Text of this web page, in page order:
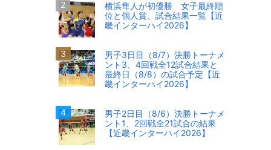
横浜隼人が初優勝 女子最終順
位と個人賞、試合結果一覧【近
畿インターハイ2026】
男子3日目（8/7）決勝トーナメ
ント3、4回戦全12試合結果と
最終日（8/8）の試合予定【近
畿インターハイ2026】
男子2日目（8/6）決勝トーナメ
ント1、2回戦全21試合の結果
【近畿インターハイ2026】